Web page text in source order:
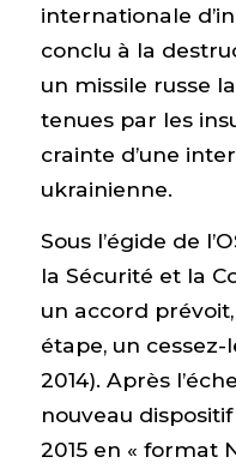
internationale
conclu à la
un missile russe
tenues par les
crainte d’une
ukrainienne.
Sous l’égide de
la Sécurité et la
un accord
étape, un
2014). Après
nouveau
2015 en « format